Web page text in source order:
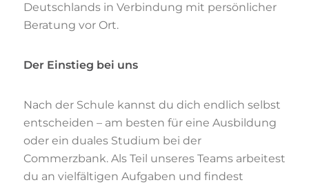
Deutschlands in Verbindung mit persönlicher
Beratung vor Ort.
Der Einstieg bei uns
Nach der Schule kannst du dich endlich selbst
entscheiden – am besten für eine Ausbildung
oder ein duales Studium bei der
Commerzbank. Als Teil unseres Teams arbeitest
du an vielfältigen Aufgaben und findest